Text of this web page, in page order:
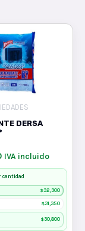
DERSA
IVA incluido
cantidad
$32,300
$31,350
$30,800